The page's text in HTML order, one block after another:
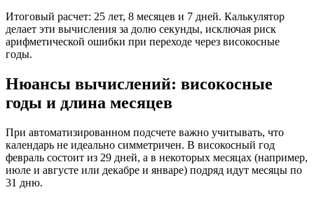
Итоговый расчет: 25 лет, 8 месяцев и 7 дней. Калькулятор
делает эти вычисления за долю секунды, исключая риск
арифметической ошибки при переходе через високосные
годы.
Нюансы вычислений: високосные
годы и длина месяцев
При автоматизированном подсчете важно учитывать, что
календарь не идеально симметричен. В високосный год
февраль состоит из 29 дней, а в некоторых месяцах (например,
июле и августе или декабре и январе) подряд идут месяцы по
31 дню.